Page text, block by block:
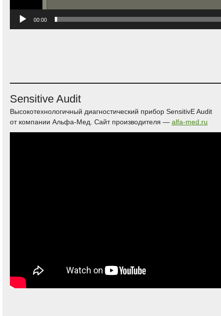
00:00
Sensitive Audit
Высокотехнологичный диагностический прибор SensitivE Audit
от компании Альфа-Мед. Сайт производителя — alfa-med.ru